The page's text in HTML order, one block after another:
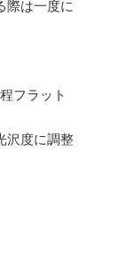
際は一度に
フラット
沢度に調整